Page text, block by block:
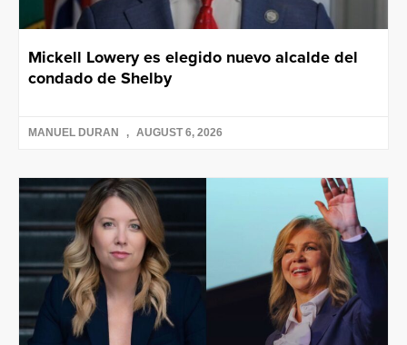
Mickell Lowery es elegido nuevo alcalde del
condado de Shelby
MANUEL DURAN AUGUST 6, 2026